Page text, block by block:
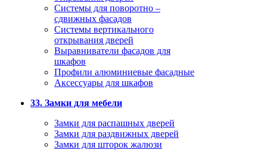
Системы для поворотно –
сдвижных фасадов
Системы вертикального
открывания дверей
Выравниватели фасадов для
шкафов
Профили алюминиевые фасадные
Аксессуары для шкафов
33. Замки для мебели
Замки для распашных дверей
Замки для раздвижных дверей
Замки для шторок жалюзи